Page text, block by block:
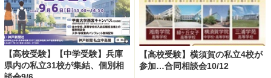
【高校受験】【中学受験】兵庫
県内の私立31校が集結、個別相
【高校受験】横須賀の私立4校が
参加…合同相談会10/12